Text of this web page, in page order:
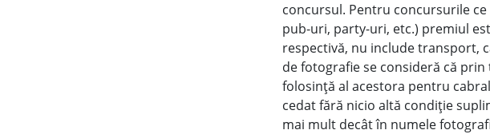
concursul. Pentru concursurile
pub-uri, party-uri, etc.) premiul
respectivă, nu include transport,
de fotografie se consideră că
folosință al acestora pentru
cedat fără nicio altă condiție
mai mult decât în numele